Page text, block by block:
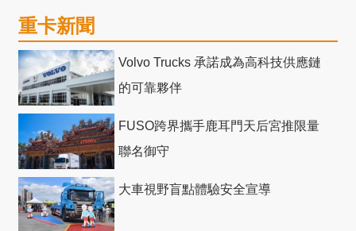
重卡新聞
Volvo Trucks 承諾成為高科技供應鏈
的可靠夥伴
FUSO跨界攜手鹿耳門天后宮推限量
聯名御守
大車視野盲點體驗安全宣導